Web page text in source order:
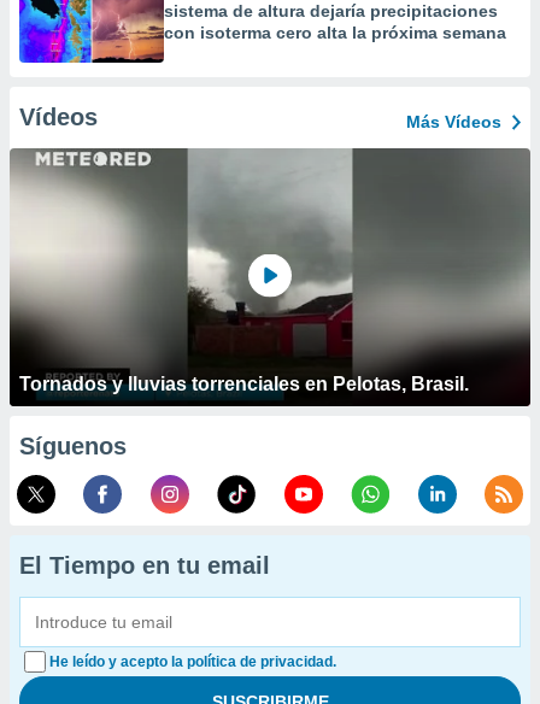
sistema de altura dejaría precipitaciones
con isoterma cero alta la próxima semana
Vídeos Más Vídeos
Tornados y lluvias torrenciales en Pelotas, Brasil.
Síguenos
El Tiempo en tu email
He leído y acepto la política de privacidad.